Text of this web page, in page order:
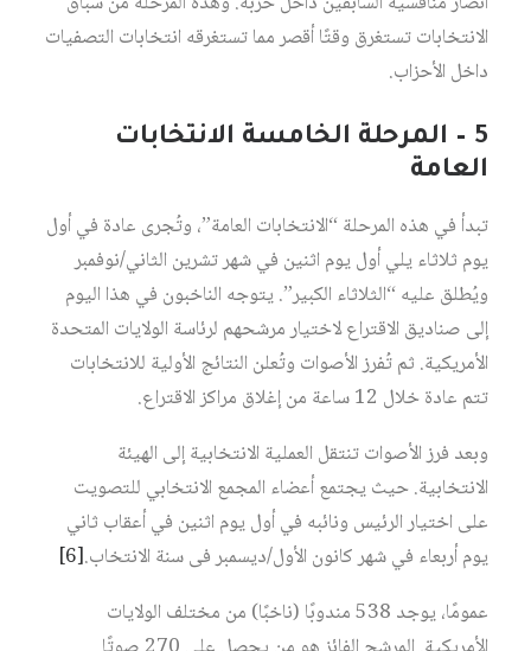
الانتخابات تستغرق وقتًا أقصر مما تستغرقه انتخابات التصفيات
داخل الأحزاب.
5 – المرحلة الخامسة الانتخابات
العامة
تبدأ في هذه المرحلة “الانتخابات العامة”، وتُجرى عادة في أول
يوم ثلاثاء يلي أول يوم اثنين في شهر تشرين الثاني/نوفمبر
ويُطلق عليه “الثلاثاء الكبير”. يتوجه الناخبون في هذا اليوم
إلى صناديق الاقتراع لاختيار مرشحهم لرئاسة الولايات المتحدة
الأمريكية. ثم تُفرز الأصوات وتُعلن النتائج الأولية للانتخابات
تتم عادة خلال 12 ساعة من إغلاق مراكز الاقتراع.
وبعد فرز الأصوات تنتقل العملية الانتخابية إلى الهيئة
الانتخابية. حيث يجتمع أعضاء المجمع الانتخابي للتصويت
على اختيار الرئيس ونائبه في أول يوم اثنين في أعقاب ثاني
يوم أربعاء في شهر كانون الأول/ديسمبر فى سنة الانتخاب.[6]
عمومًا، يوجد 538 مندوبًا (ناخبًا) من مختلف الولايات